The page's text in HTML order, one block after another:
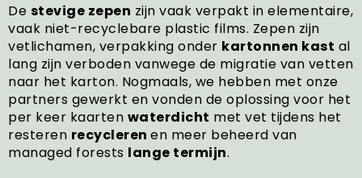
De stevige zepen zijn vaak verpakt in elementaire,
vaak niet-recyclebare plastic films. Zepen zijn
vetlichamen, verpakking onder kartonnen kast al
lang zijn verboden vanwege de migratie van vetten
naar het karton. Nogmaals, we hebben met onze
partners gewerkt en vonden de oplossing voor het
per keer kaarten waterdicht met vet tijdens het
resteren recycleren en meer beheerd van
managed forests lange termijn.